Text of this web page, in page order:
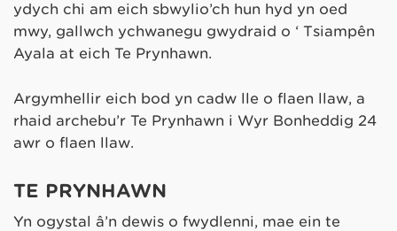
ydych chi am eich sbwylio’ch hun hyd yn oed
mwy, gallwch ychwanegu gwydraid o ‘ Tsiampên
Ayala at eich Te Prynhawn.
Argymhellir eich bod yn cadw lle o flaen llaw, a
rhaid archebu’r Te Prynhawn i Wŷr Bonheddig 24
awr o flaen llaw.
TE PRYNHAWN
Yn ogystal â’n dewis o fwydlenni, mae ein te